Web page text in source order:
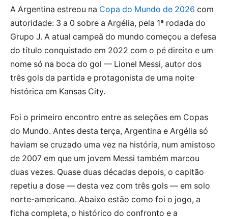
A Argentina estreou na Copa do Mundo de 2026 com
autoridade: 3 a 0 sobre a Argélia, pela 1ª rodada do
Grupo J. A atual campeã do mundo começou a defesa
do título conquistado em 2022 com o pé direito e um
nome só na boca do gol — Lionel Messi, autor dos
três gols da partida e protagonista de uma noite
histórica em Kansas City.
Foi o primeiro encontro entre as seleções em Copas
do Mundo. Antes desta terça, Argentina e Argélia só
haviam se cruzado uma vez na história, num amistoso
de 2007 em que um jovem Messi também marcou
duas vezes. Quase duas décadas depois, o capitão
repetiu a dose — desta vez com três gols — em solo
norte-americano. Abaixo estão como foi o jogo, a
ficha completa, o histórico do confronto e a